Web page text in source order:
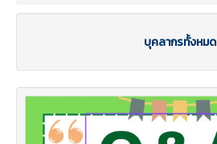
บุคลากรทั้งหมด